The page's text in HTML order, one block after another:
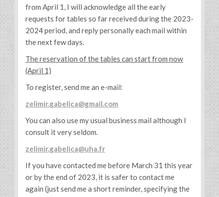
from April 1, I will acknowledge all the early
requests for tables so far received during the 2023-
2024 period, and reply personally each mail within
the next few days.
The reservation of the tables can start from now
(April 1)
To register, send me an e-mail:
zelimir.gabelica@gmail.com
You can also use my usual business mail although I
consult it very seldom.
zelimir.gabelica@uha.fr
If you have contacted me before March 31 this year
or by the end of 2023, it is safer to contact me
again (just send me a short reminder, specifying the